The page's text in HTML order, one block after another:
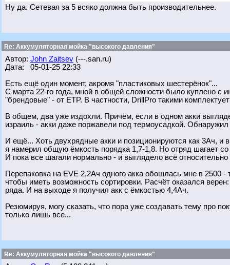
Ну да. Сетевая за 5 всяко должна быть производительнее.
Re: Аккумуляторная мойка "высокого давления"
Автор: John Zaitsev (---.san.ru)
Дата: 05-01-25 22:33
Есть ещё один момент, акромя "пластиковых шестерёнок"...
С марта 22-го года, мной в общей сложности было куплено с
"брендовые" - от ETP. В частности, DrillPro такими
В общем, два уже издохли. Причём, если в одном акки
израиль - акки даже поржавели под термоусадкой.
И ещё... Хоть двухрядные акки и позиционируются как 3Ач, и
я намерил общую ёмкость порядка 1,7-1,8. Но отряд шагает
И пока все шагали нормально - и выглядело всё
Перепаковка на EVE 2,2Ач одного акка обошлась мне в 2500
чтобы иметь возможность сортировки. Расчёт оказался
ряда. И на выходе я получил акк с ёмкостью 4,4Ач.
Резюмируя, могу сказать, что пора уже создавать тему про
только лишь все...
Re: Аккумуляторная мойка "высокого давления"